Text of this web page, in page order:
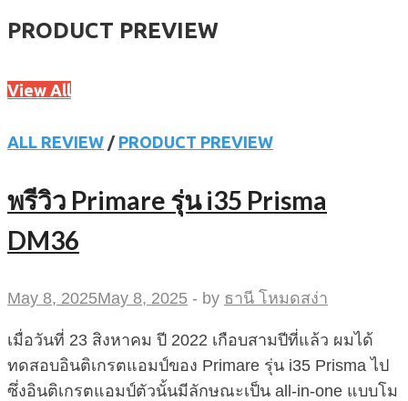
PRODUCT PREVIEW
View All
ALL REVIEW / PRODUCT PREVIEW
พรีวิว Primare รุ่น i35 Prisma
DM36
May 8, 2025May 8, 2025 - by ธานี โหมดสง่า
เมื่อวันที่ 23 สิงหาคม ปี 2022 เกือบสามปีที่แล้ว ผมได้
ทดสอบอินติเกรตแอมป์ของ Primare รุ่น i35 Prisma ไป
ซึ่งอินติเกรตแอมป์ตัวนั้นมีลักษณะเป็น all-in-one แบบโม